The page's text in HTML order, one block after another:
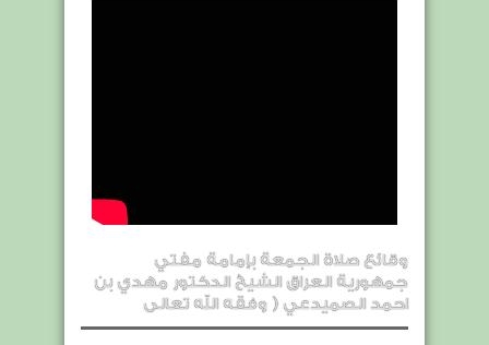
وقائع صلاة الجمعة بإمامة مفتي
جمهورية العراق الشيخ الدكتور مهدي بن
احمد الصميدعي ( وفقه الله تعالى